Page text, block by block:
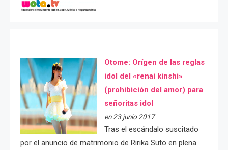
Otome: Orígen de las reglas
idol del «renai kinshi»
(prohibición del amor) para
señoritas idol
en 23 junio 2017
Tras el escándalo suscitado
por el anuncio de matrimonio de Ririka Suto en plena